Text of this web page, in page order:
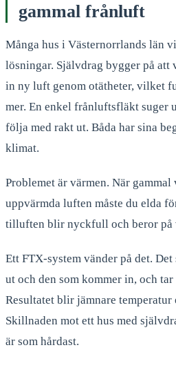
gammal frånluft
Många hus i Västernorrlands län
lösningar. Självdrag bygger på att
in ny luft genom otätheter, vilket
mer. En enkel frånluftsfläkt suger
följa med rakt ut. Båda har sina
klimat.
Problemet är värmen. När
uppvärmda luften måste du elda
tilluften blir nyckfull och beror på
Ett FTX-system vänder på det.
ut och den som kommer in, och
Resultatet blir jämnare temperatur
Skillnaden mot ett hus med
är som hårdast.